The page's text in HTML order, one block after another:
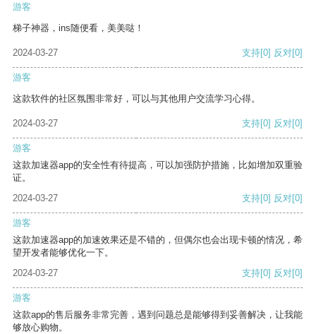
游客
梯子神器，ins随便看，美美哒！
2024-03-27 支持[0] 反对[0]
游客
这款软件的社区氛围非常好，可以与其他用户交流学习心得。
2024-03-27 支持[0] 反对[0]
游客
这款加速器app的安全性有待提高，可以加强防护措施，比如增加双重验
证。
2024-03-27
支持[0] 反对[0]
游客
这款加速器app的加速效果还是不错的，但偶尔也会出现卡顿的情况，希
望开发者能够优化一下。
2024-03-27
支持[0] 反对[0]
游客
这款app的售后服务非常完善，遇到问题总是能够得到妥善解决，让我能
够放心购物。